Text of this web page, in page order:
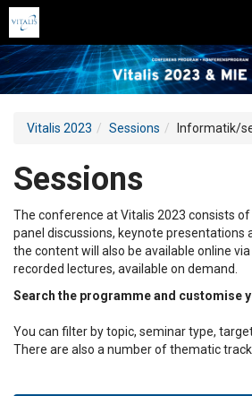
Vitalis 2023 Sessions Informatik/
Sessions
The conference at Vitalis 2023 consists
panel discussions, keynote presentations
the content will also be available online
recorded lectures, available on demand.
Search the programme and customise
You can filter by topic, seminar type,
There are also a number of thematic